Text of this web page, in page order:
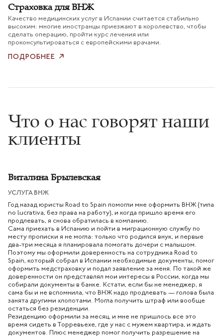
Страховка для ВНЖ
Качество медицинских услуг в Испании считается стабильно
высоким: многие иностранцы приезжают в королевство, чтобы
сделать операцию, пройти курс лечения или
проконсультироваться с европейскими врачами.
ПОДРОБНЕЕ
Что о нас говорят наши
клиенты
Виталина Брылевская
УСЛУГА ВНЖ
Год назад юристы Road to Spain помогли мне оформить ВНЖ (типа
no lucrativa, без права на работу), и когда пришло время его
продлевать, я снова обратилась в компанию.
Сама приехать в Испанию и пойти в миграционную службу по
месту прописки я не могла: только что родился внук, и первые
два-три месяца я планировала помогать дочери с малышом.
Поэтому мы оформили доверенность на сотрудника Road to
Spain, который собрал в Испании необходимые документы, помог
оформить медстраховку и подал заявление за меня. По такой же
доверенности он представлял мои интересы в России, когда мы
собирали документы в банке. Кстати, если бы не менеджер, я
сама бы и не вспомнила, что ВНЖ надо продлевать — голова была
занята другими хлопотами. Могла получить штраф или вообще
остаться без резиденции.
Резиденцию оформили за месяц, и мне не пришлось все это
время сидеть в Торревьехе, где у нас с мужем квартира, и ждать
документов. Плюс менеджер помог получить разрешение на